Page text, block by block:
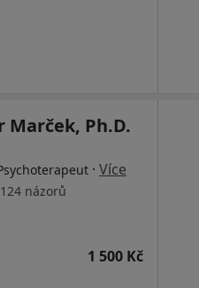
Marček, Ph.D.
· Více
124 názorů
1 500 Kč